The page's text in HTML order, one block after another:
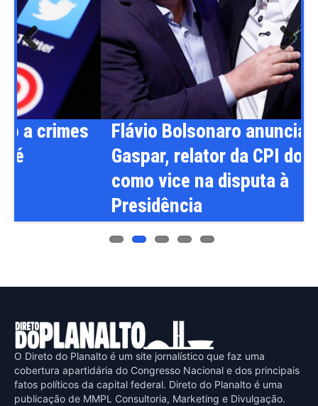
Flávio Bolsonaro anuncia Alfredo
Gaspar, relator da CPI do INSS,
como vice na disputa à
Presidência
Previ
ous
Next
O Direto do Planalto é um site jornalístico que faz uma
cobertura apartidária do Congresso Nacional e dos principais
fatos políticos da capital federal. Direto do Planalto é uma
publicaçāo de MMPL Consultoria, Marketing e Divulgaçāo.